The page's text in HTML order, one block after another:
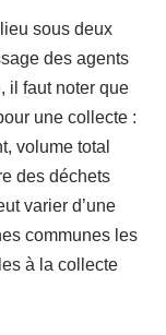
sous deux
des agents
il faut noter que
une collecte :
volume total
des déchets
varier d’une
communes les
à la collecte